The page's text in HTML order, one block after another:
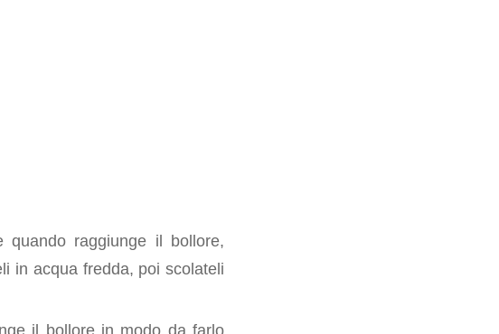
raggiunge il bollore,
in acqua fredda, poi scolateli
il bollore in modo da farlo